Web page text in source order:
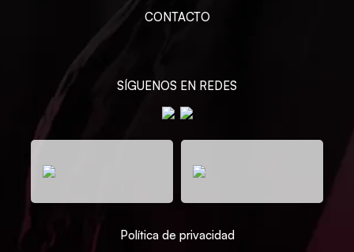
CONTACTO
SÍGUENOS EN REDES
Política de privacidad